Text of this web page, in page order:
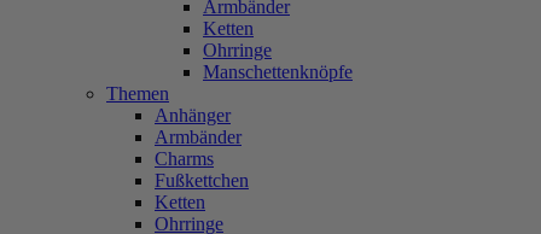
Armbänder
Ketten
Ohrringe
Manschettenknöpfe
Themen
Anhänger
Armbänder
Charms
Fußkettchen
Ketten
Ohrringe